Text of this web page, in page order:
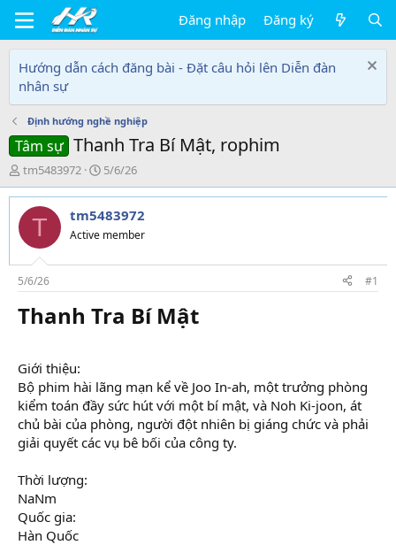
Đăng nhập Đăng ký
Hướng dẫn cách đăng bài - Đặt câu hỏi lên Diễn đàn
nhân sự
Định hướng nghề nghiệp
Tâm sự Thanh Tra Bí Mật, rophim
T
h
r
e
d
s
t
a
r
t
tm5483972
N
g
à
y
g
i
5/6/26
T tm5483972
Active member
5/6/26 #1
Thanh Tra Bí Mật​
Giới thiệu:
Bộ phim hài lãng mạn kể về Joo In-ah, một trưởng phòng
kiểm toán đầy sức hút với một bí mật, và Noh Ki-joon, át
chủ bài của phòng, người đột nhiên bị giáng chức và phải
giải quyết các vụ bê bối của công ty.
Thời lượng:
NaNm
Quốc gia:
Hàn Quốc